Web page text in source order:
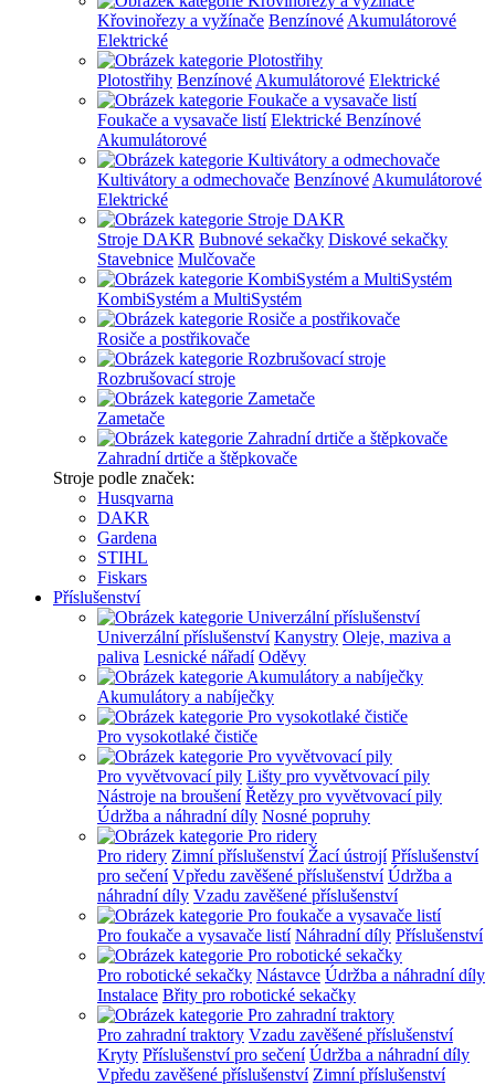
Křovinořezy a vyžínače Benzínové Akumulátorové
Elektrické
Plotostřihy Benzínové Akumulátorové Elektrické
Foukače a vysavače listí Elektrické Benzínové
Akumulátorové
Kultivátory a odmechovače Benzínové Akumulátorové
Elektrické
Stroje DAKR Bubnové sekačky Diskové sekačky
Stavebnice Mulčovače
KombiSystém a MultiSystém
Rosiče a postřikovače
Rozbrušovací stroje
Zametače
Zahradní drtiče a štěpkovače
Stroje podle značek:
Husqvarna
DAKR
Gardena
STIHL
Fiskars
Příslušenství
Univerzální příslušenství Kanystry Oleje, maziva a
paliva Lesnické nářadí Oděvy
Akumulátory a nabíječky
Pro vysokotlaké čističe
Pro vyvětvovací pily Lišty pro vyvětvovací pily
Nástroje na broušení Řetězy pro vyvětvovací pily
Údržba a náhradní díly Nosné popruhy
Pro ridery Zimní příslušenství Žací ústrojí Příslušenství
pro sečení Vpředu zavěšené příslušenství Údržba a
náhradní díly Vzadu zavěšené příslušenství
Pro foukače a vysavače listí Náhradní díly Příslušenství
Pro robotické sekačky Nástavce Údržba a náhradní díly
Instalace Břity pro robotické sekačky
Pro zahradní traktory Vzadu zavěšené příslušenství
Kryty Příslušenství pro sečení Údržba a náhradní díly
Vpředu zavěšené příslušenství Zimní příslušenství